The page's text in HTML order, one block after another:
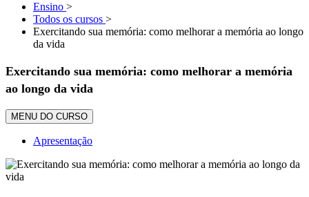
Ensino >
Todos os cursos >
Exercitando sua memória: como melhorar a memória ao longo
da vida
Exercitando sua memória: como melhorar a memória
ao longo da vida
MENU DO CURSO
Apresentação